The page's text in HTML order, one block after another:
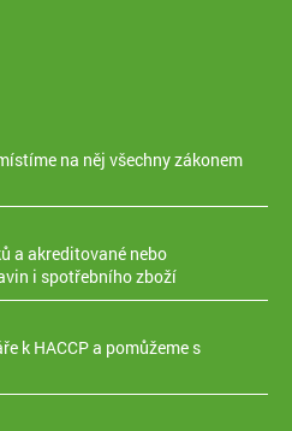
na něj všechny zákonem
a akreditované nebo
i spotřebního zboží
k HACCP a pomůžeme s